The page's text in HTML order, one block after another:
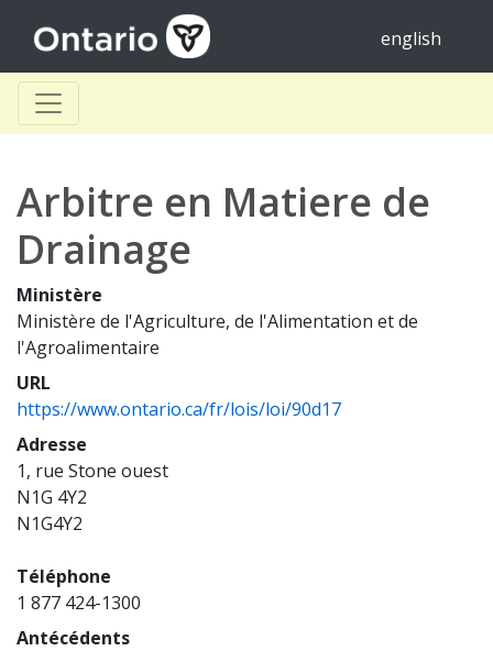
english
Arbitre en Matiere de
Drainage
Ministère
Ministère de l'Agriculture, de l'Alimentation et de
l'Agroalimentaire
URL
https://www.ontario.ca/fr/lois/loi/90d17
Adresse
1, rue Stone ouest
N1G 4Y2
N1G4Y2
Téléphone
1 877 424-1300
Antécédents